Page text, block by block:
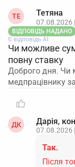
ТЕ Тетяна
07.08.2026
ВІДПОВІДЬ НАДАНО
Є відповідь АІ
Чи можливе
повну ставку
Доброго дня. Чи
медпрацівнику
ДК Дарія,
07.08.2026
Так.
Після